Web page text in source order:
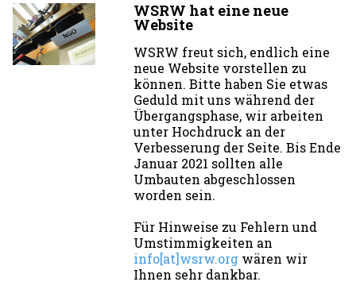
WSRW hat eine neue
Website
WSRW freut sich, endlich eine
neue Website vorstellen zu
können. Bitte haben Sie etwas
Geduld mit uns während der
Übergangsphase, wir arbeiten
unter Hochdruck an der
Verbesserung der Seite. Bis Ende
Januar 2021 sollten alle
Umbauten abgeschlossen
worden sein.
Für Hinweise zu Fehlern und
Umstimmigkeiten an
info[at]wsrw.org wären wir
Ihnen sehr dankbar.